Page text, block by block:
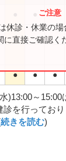
●
● ● ●
休診・休業の
直接ご確認く
)13:00～
診を行っており
続きを読む)